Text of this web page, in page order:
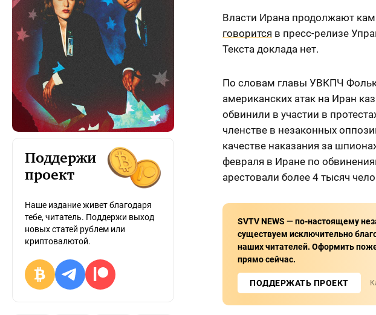
Поддержи
проект
Наше издание живет благодаря
тебе, читатель. Поддержи выход
новых статей рублем или
криптовалютой.
Власти Ирана продолжают
говорится в пресс-релизе
Текста доклада нет.
По словам главы УВКПЧ
американских атак на Иран
обвинили в участии в
членстве в незаконных
качестве наказания за
февраля в Иране по
арестовали более 4 тысяч
SVTV NEWS — по-настоящему
существуем исключительно
наших читателей. Оформить
прямо сейчас.
ПОДДЕРЖАТЬ ПРОЕКТ